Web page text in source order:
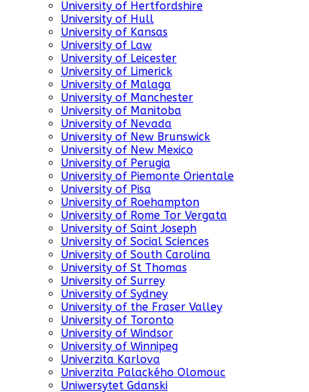
University of Hertfordshire
University of Hull
University of Kansas
University of Law
University of Leicester
University of Limerick
University of Malaga
University of Manchester
University of Manitoba
University of Nevada
University of New Brunswick
University of New Mexico
University of Perugia
University of Piemonte Orientale
University of Pisa
University of Roehampton
University of Rome Tor Vergata
University of Saint Joseph
University of Social Sciences
University of South Carolina
University of St Thomas
University of Surrey
University of Sydney
University of the Fraser Valley
University of Toronto
University of Windsor
University of Winnipeg
Univerzita Karlova
Univerzita Palackého Olomouc
Uniwersytet Gdanski